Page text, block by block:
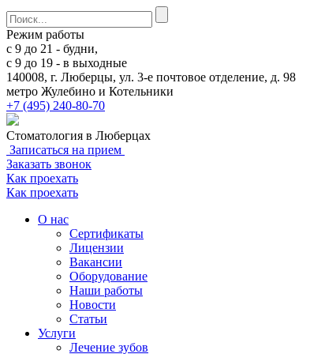
Режим работы
с 9 до 21 - будни,
с 9 до 19 - в выходные
140008, г. Люберцы, ул. 3-е почтовое отделение, д. 98
метро Жулебино и Котельники
+7 (495) 240-80-70
Стоматология в Люберцах
Записаться на прием
Заказать звонок
Как проехать
Как проехать
О нас
Сертификаты
Лицензии
Вакансии
Оборудование
Наши работы
Новости
Статьи
Услуги
Лечение зубов